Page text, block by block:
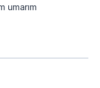
umarım